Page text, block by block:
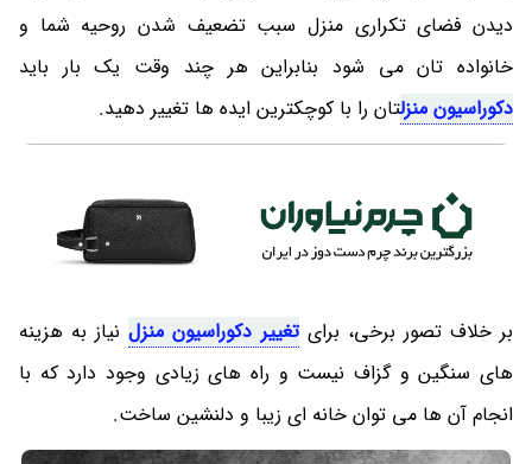
دیدن فضای تکراری منزل سبب تضعیف شدن روحیه شما و
خانواده تان می شود بنابراین هر چند وقت یک بار باید
دکوراسیون منزلتان را با کوچکترین ایده ها تغییر دهید.
بر خلاف تصور برخی، برایتغییر دکوراسیون منزلنیاز به هزینه
های سنگین و گزاف نیست و راه های زیادی وجود دارد که با
انجام آن ها می توان خانه ای زیبا و دلنشین ساخت.